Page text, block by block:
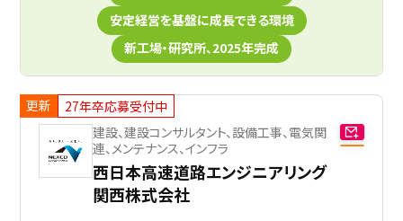
安定経営を基盤に成長できる環境
新工場・研究所、2025年完成
更新
27年卒応募受付中
建設、建設コンサルタント、設備工事、電気関
連、メンテナンス、インフラ
西日本高速道路エンジニアリング
関西株式会社